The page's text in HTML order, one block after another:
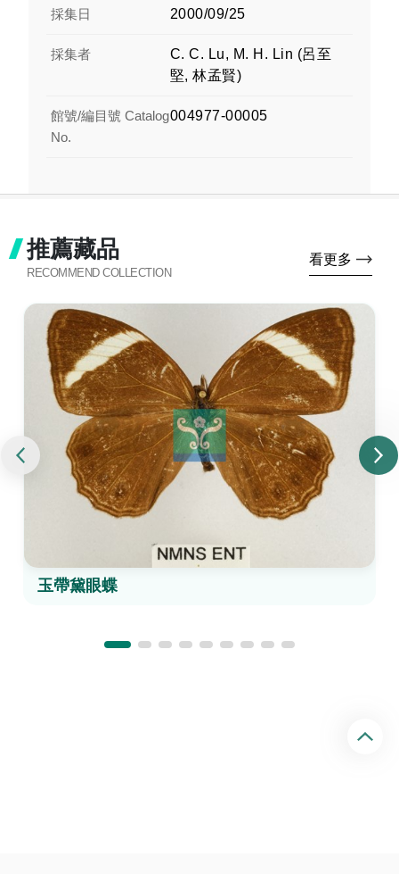
採集日 2000/09/25
採集者
C. C. Lu, M. H. Lin (呂至
堅, 林孟賢)
館號/編目號 Catalog
No.
004977-00005
推薦藏品
RECOMMEND COLLECTION
看更多
玉帶黛眼蝶
回
頂
端